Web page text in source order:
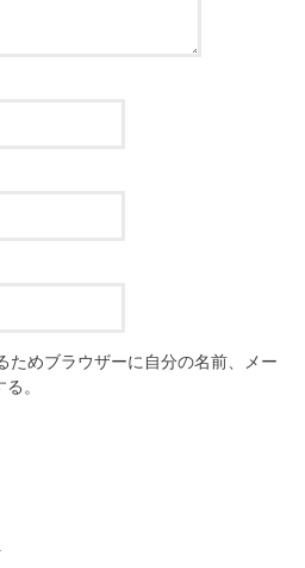
ためブラウザーに自分の名前、メー
。